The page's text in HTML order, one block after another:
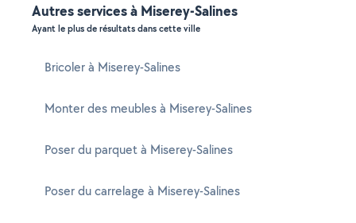
Autres services à Miserey-Salines
Ayant le plus de résultats dans cette ville
Bricoler à Miserey-Salines
Monter des meubles à Miserey-Salines
Poser du parquet à Miserey-Salines
Poser du carrelage à Miserey-Salines